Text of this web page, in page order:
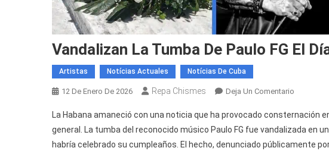
Vandalizan La Tumba De Paulo FG El
Artistas Notícias Actuales Notícias De Cuba
12 De Enero De 2026 Repa Chismes Deja Un Comentario
La
Tumba
De
La Habana amaneció con una noticia que ha provocado consternación
general. La tumba del reconocido músico Paulo FG fue vandalizada en
habría celebrado su cumpleaños. El hecho, denunciado públicamente